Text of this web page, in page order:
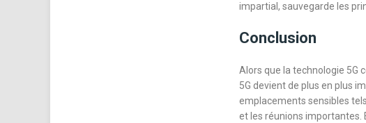
impartial, sauvegarde les
Conclusion
Alors que la technologie 5G
5G devient de plus en plus
emplacements sensibles
et les réunions importantes.